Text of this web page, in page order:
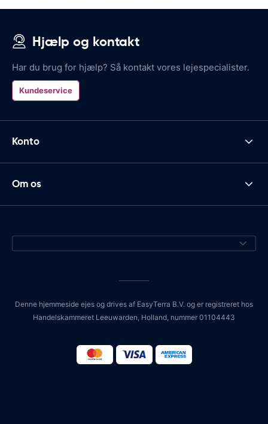
Hjælp og kontakt
Har du brug for hjælp? Så kontakt vores lejespecialister.
Kundeservice
Konto
Om os
Denne hjemmeside ejes og drives af EasyTerra B.V. og er registreret hos
Handelskammeret Leeuwarden, Holland, nummer 01104443